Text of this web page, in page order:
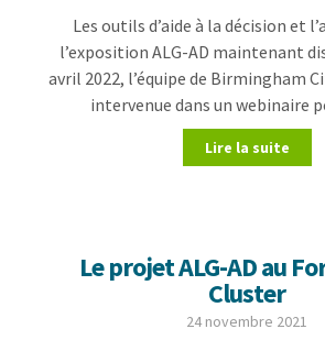
Les outils d’aide à la décision et
l’exposition ALG-AD maintenant
avril 2022, l’équipe de Birmingham
intervenue dans un webinaire
Lire la suite
Le projet ALG-AD au
Cluster
24 novembre 2021